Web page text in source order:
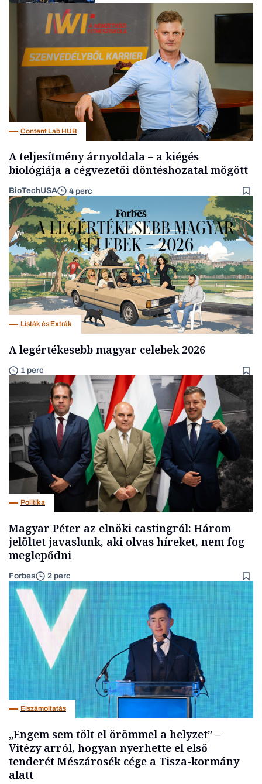
Content Lab HUB
A teljesítmény árnyoldala – a kiégés
biológiája a cégvezetői döntéshozatal mögött
BioTechUSA 4 perc
Listák és Extrák
A legértékesebb magyar celebek 2026
1 perc
Politika
Magyar Péter az elnöki castingról: Három
jelöltet javaslunk, aki olvas híreket, nem fog
meglepődni
Forbes 2 perc
Elszámoltatás
„Engem sem tölt el örömmel a helyzet” –
Vitézy arról, hogyan nyerhette el első
tenderét Mészárosék cége a Tisza-kormány
alatt